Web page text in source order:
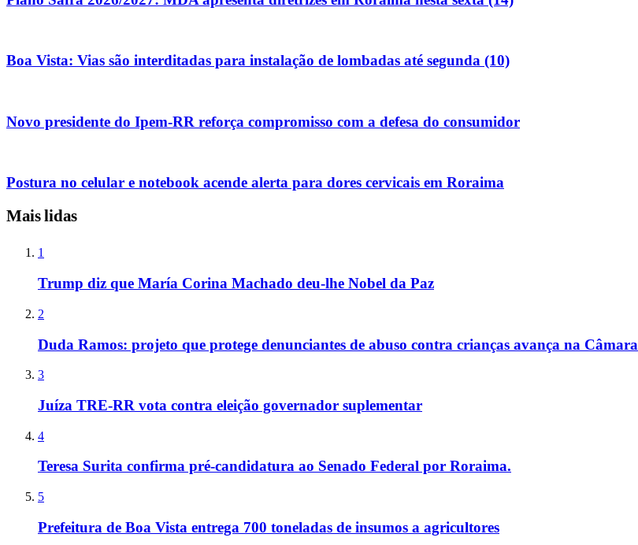
Boa Vista: Vias são interditadas para instalação de lombadas até segunda (10)
Novo presidente do Ipem-RR reforça compromisso com a defesa do consumidor
Postura no celular e notebook acende alerta para dores cervicais em Roraima
Mais lidas
1
Trump diz que María Corina Machado deu-lhe Nobel da Paz
2
Duda Ramos: projeto que protege denunciantes de abuso contra crianças avança na Câmara
3
Juíza TRE-RR vota contra eleição governador suplementar
4
Teresa Surita confirma pré-candidatura ao Senado Federal por Roraima.
5
Prefeitura de Boa Vista entrega 700 toneladas de insumos a agricultores